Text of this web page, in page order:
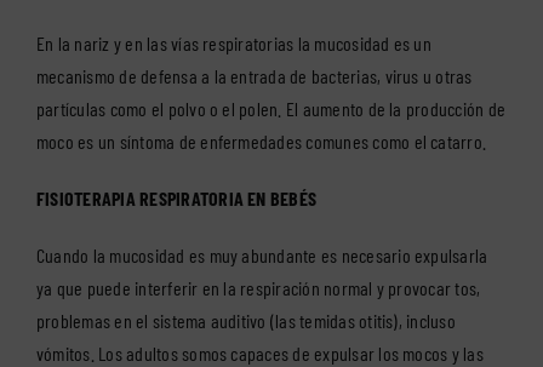
En la nariz y en las vías respiratorias la mucosidad es un
mecanismo de defensa a la entrada de bacterias, virus u otras
partículas como el polvo o el polen. El aumento de la producción de
moco es un síntoma de enfermedades comunes como el catarro.
FISIOTERAPIA RESPIRATORIA EN BEBÉS
Cuando la mucosidad es muy abundante es necesario expulsarla
ya que puede interferir en la respiración normal y provocar tos,
problemas en el sistema auditivo (las temidas otitis), incluso
vómitos. Los adultos somos capaces de expulsar los mocos y las